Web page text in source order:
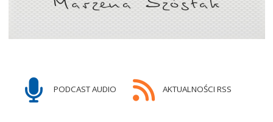
PODCAST AUDIO AKTUALNOŚCI RSS